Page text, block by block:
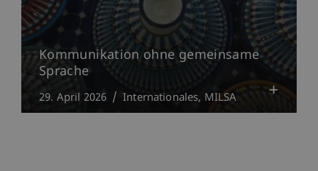
Kommunikation ohne gemeinsame
Sprache
29. April 2026 Internationales MILSA